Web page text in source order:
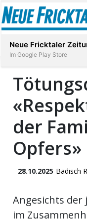
Stellen
App
der
Opfers»
28.10.2025 Badisch
Angesichts
im
Neue Fricktaler
Im Google Play Store